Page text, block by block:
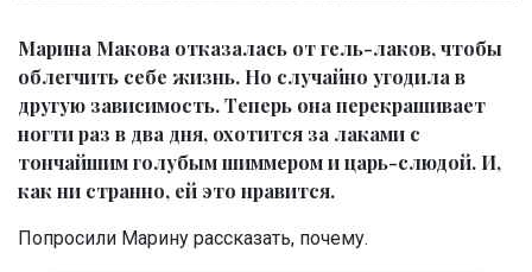
Марина Макова отказалась от гель-лаков, чтобы
облегчить себе жизнь. Но случайно угодила в
другую зависимость. Теперь она перекрашивает
ногти раз в два дня, охотится за лаками с
тончайшим голубым шиммером и царь-слюдой. И,
как ни странно, ей это нравится.
Попросили Марину рассказать, почему.